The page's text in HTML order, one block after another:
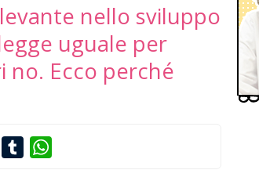
nello sviluppo
uguale per
Ecco perché
LinkedInTumblr